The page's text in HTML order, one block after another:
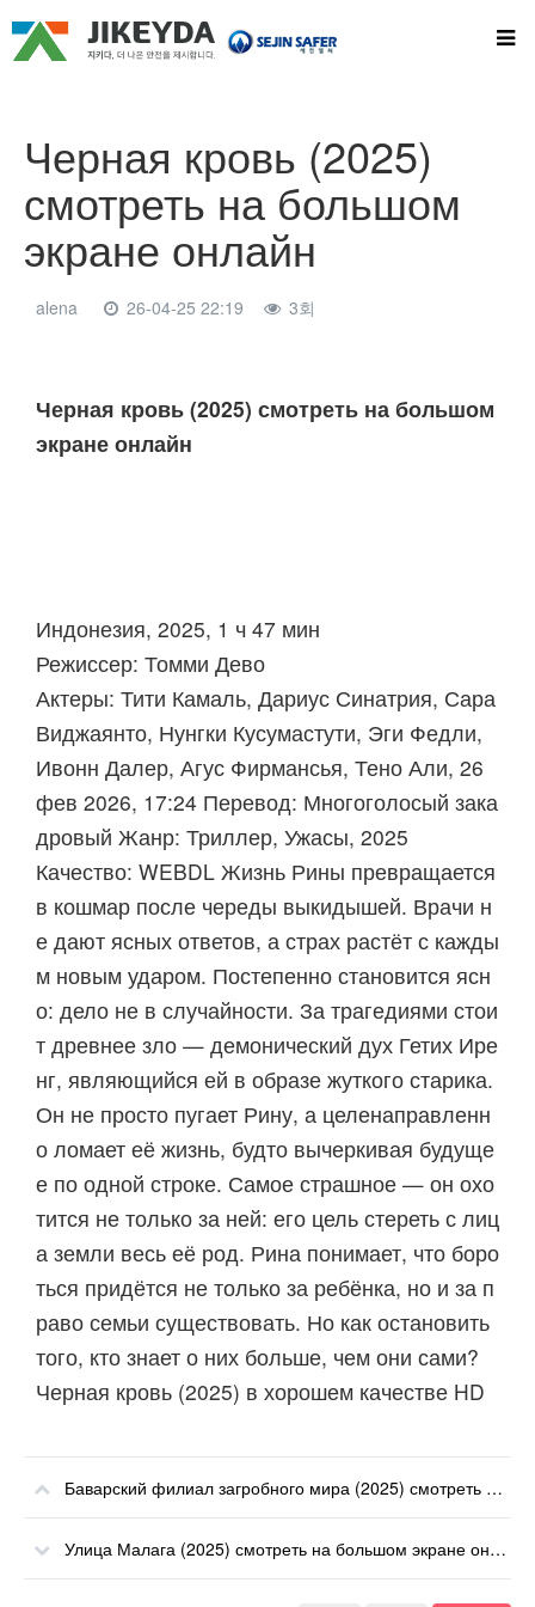
Черная кровь (2025)
смотреть на большом
экране онлайн
alena 26-04-25 22:19 3회
본문
Черная кровь (2025) смотреть на большом
экране онлайн
Индонезия, 2025, 1 ч 47 мин
Режиссер: Томми Дево
Актеры: Тити Камаль, Дариус Синатрия, Сара
Виджаянто, Нунгки Кусумастути, Эги Федли,
Ивонн Далер, Агус Фирмансья, Тено Али, 26
фев 2026, 17:24 Перевод: Многоголосый зака
дровый Жанр: Триллер, Ужасы, 2025
Качество: WEBDL Жизнь Рины превращается
в кошмар после череды выкидышей. Врачи н
е дают ясных ответов, а страх растёт с кажды
м новым ударом. Постепенно становится ясн
о: дело не в случайности. За трагедиями стои
т древнее зло — демонический дух Гетих Ире
нг, являющийся ей в образе жуткого старика.
Он не просто пугает Рину, а целенаправленн
о ломает её жизнь, будто вычеркивая будуще
е по одной строке. Самое страшное — он охо
тится не только за ней: его цель стереть с лиц
а земли весь её род. Рина понимает, что боро
ться придётся не только за ребёнка, но и за п
раво семьи существовать. Но как остановить
того, кто знает о них больше, чем они сами?
Черная кровь (2025) в хорошем качестве HD
Баварский филиал загробного мира (2025) смотреть на большом экране онлайн
Улица Малага (2025) смотреть на большом экране онлайн